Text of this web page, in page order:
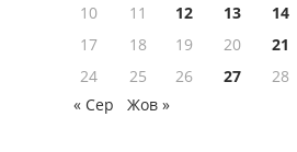
10
11 12 13 14
17
18 19 20 21
24
25 26 27 28
« Сер
Жов »